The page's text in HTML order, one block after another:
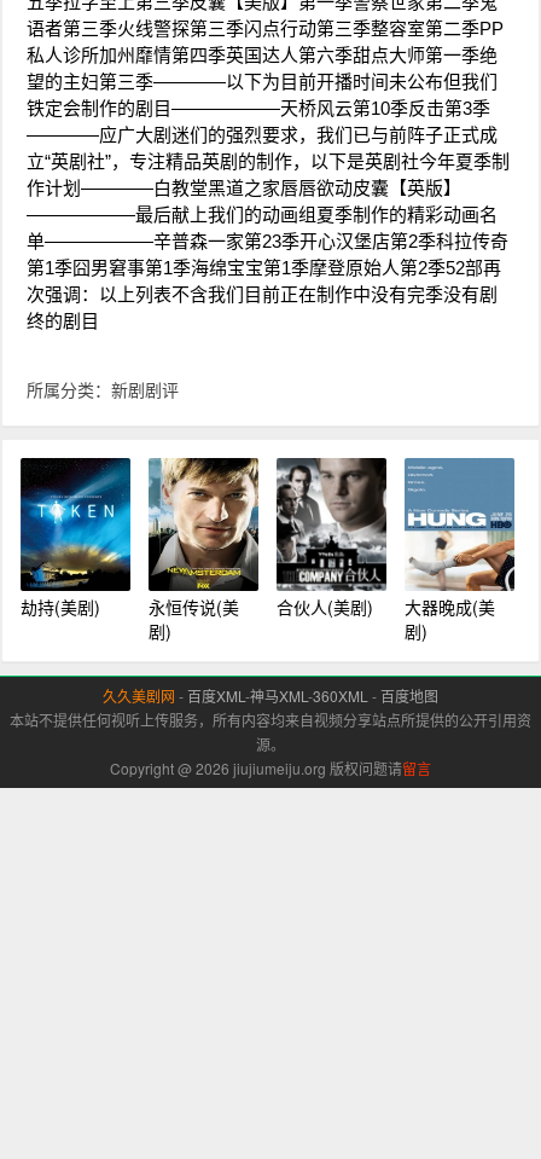
语者第三季火线警探第三季闪点行动第三季整容室第二季PP
私人诊所加州靡情第四季英国达人第六季甜点大师第一季绝
望的主妇第三季————以下为目前开播时间未公布但我们
铁定会制作的剧目——————天桥风云第10季反击第3季
————应广大剧迷们的强烈要求，我们已与前阵子正式成
立“英剧社”，专注精品英剧的制作，以下是英剧社今年夏季制
作计划————白教堂黑道之家唇唇欲动皮囊【英版】
——————最后献上我们的动画组夏季制作的精彩动画名
单——————辛普森一家第23季开心汉堡店第2季科拉传奇
第1季囧男窘事第1季海绵宝宝第1季摩登原始人第2季52部再
次强调：以上列表不含我们目前正在制作中没有完季没有剧
终的剧目
所属分类： 新剧剧评
劫持(美剧)
永恒传说(美
剧)
合伙人(美剧)
大器晚成(美
剧)
久久美剧网 -百度XML -神马XML -360XML -百度地图
本站不提供任何视听上传服务，所有内容均来自视频分享站点所提供的公开引用资
源。
Copyright @ 2026 jiujiumeiju.org 版权问题请留言